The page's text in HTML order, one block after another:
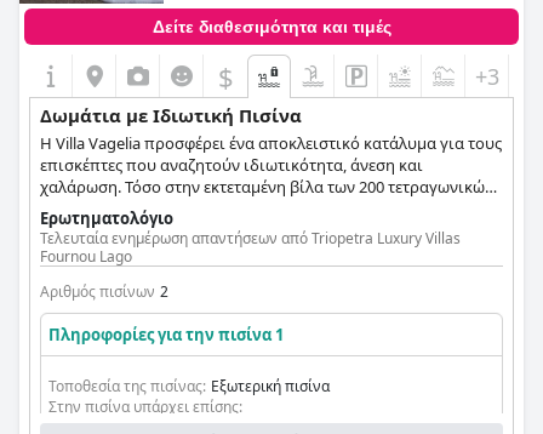
Δείτε διαθεσιμότητα και τιμές
$ +3
Δωμάτια με Ιδιωτική Πισίνα
Η Villa Vagelia προσφέρει ένα αποκλειστικό κατάλυμα για τους
επισκέπτες που αναζητούν ιδιωτικότητα, άνεση και
χαλάρωση. Τόσο στην εκτεταμένη βίλα των 200 τετραγωνικών
μέτρων όσο και στον ξεχωριστό όροφο των 100 τετραγωνικών
μέτρων, οι επισκέπτες μπορούν να απολαύσουν την
πολυτέλεια των δικών τους ιδιωτικών πισινών. Αυτές οι
πισίνες λειτουργούν ως προσωπικές οάσεις, ιδανικές για
χαλαρές βουτιές ή για απλή χαλάρωση δίπλα στην πισίνα
στον ελληνικό ήλιο. Ενισχυμένα με σύγχρονες ανέσεις, όπως
πλήρως εξοπλισμένες κουζίνες, κλιματισμό, WiFi, έξυπνες
τηλεοράσεις και εξωτερικό χώρο στάθμευσης, αυτά τα
καταλύματα εξασφαλίζουν μια ολοκληρωμένη διαμονή.
Επιπλέον, η δυνατότητα φιλοξενίας κατοικίδιων ζώων και η
διαθεσιμότητα ποδηλάτων για την εξερεύνηση του
Ερωτηματολόγιο
Τελευταία ενημέρωση απαντήσεων από Triopetra Luxury Villas
Fournou Lago
Αριθμός πισίνων 2
Πληροφορίες για την πισίνα 1
Τοποθεσία της πισίνας: Εξωτερική πισίνα
Στην πισίνα υπάρχει επίσης:
καθορισμένος χώρος για παιδιά